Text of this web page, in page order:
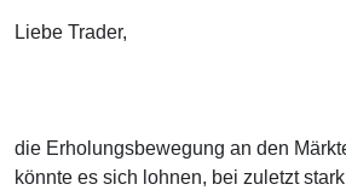
Liebe Trader,
die Erholungsbewegung an den
könnte es sich lohnen, bei zuletzt